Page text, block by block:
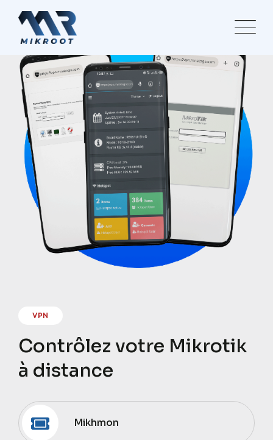
VPN
Contrôlez votre Mikrotik
à distance
Mikhmon